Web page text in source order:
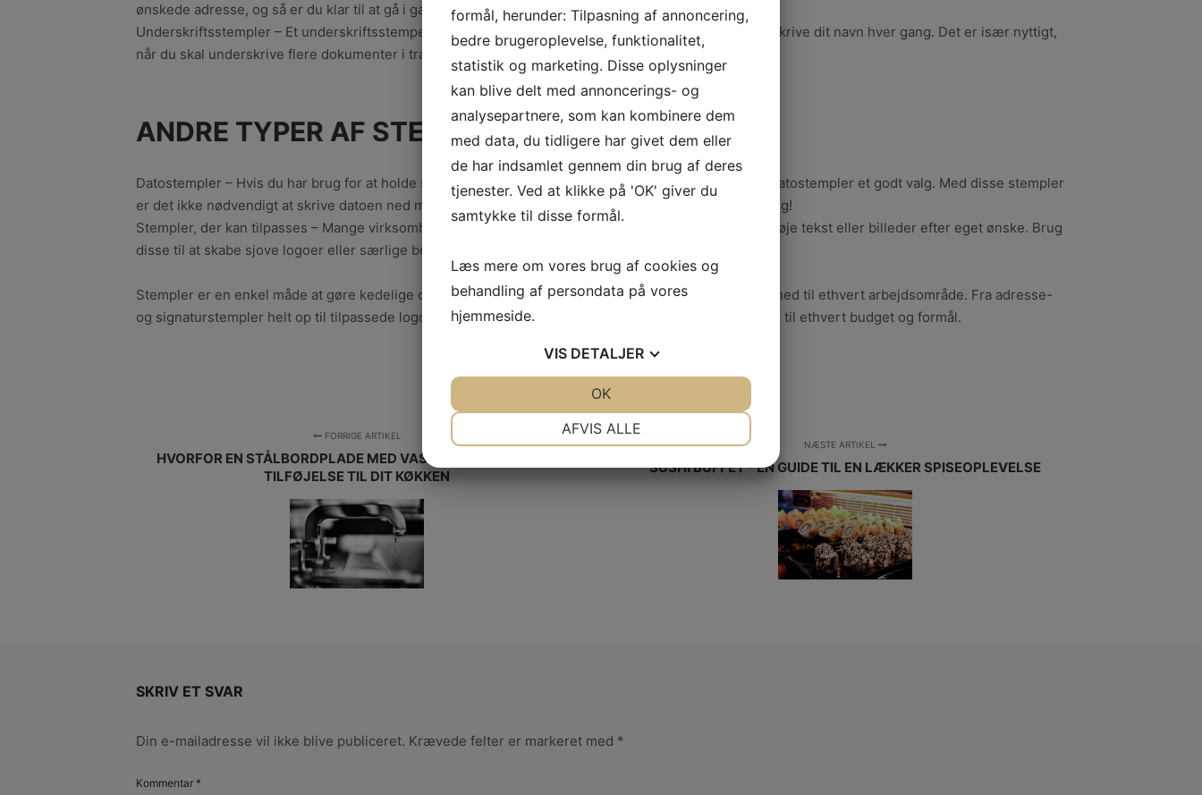
ønskede adresse, og så er du klar til at gå i gang!
Underskriftsstempler – Et underskriftsstempel er ideelt til at underskrive dokumenter uden at skulle skrive dit navn hver gang. Det er især nyttigt,
når du skal underskrive flere dokumenter i træk, eller når du er presset på tid.
ANDRE TYPER AF STEMPLER TIL KONTORET
Datostempler – Hvis du har brug for at holde styr på vigtige datoer på dokumenter eller fakturaer, er datostempler et godt valg. Med disse stempler
er det ikke nødvendigt at skrive datoen ned manuelt; du skal blot trykke på stemplet, og så er du færdig!
Stempler, der kan tilpasses – Mange virksomheder tilbyder tilpassede kontorstempler, hvor du kan tilføje tekst eller billeder efter eget ønske. Brug
disse til at skabe sjove logoer eller særlige beskeder, der afspejler din virksomheds brandidentitet.
Stempler er en enkel måde at gøre kedelige opgaver lettere på og samtidig tilføje en smule personlighed til ethvert arbejdsområde. Fra adresse-
og signaturstempler helt op til tilpassede logoer og beskeder er der masser af muligheder, der passer til ethvert budget og formål.
FORRIGE ARTIKEL
HVORFOR EN STÅLBORDPLADE MED VASK ER DEN PERFEKTE
TILFØJELSE TIL DIT KØKKEN
NÆSTE ARTIKEL
SUSHI BUFFET - EN GUIDE TIL EN LÆKKER SPISEOPLEVELSE
SKRIV ET SVAR
Din e-mailadresse vil ikke blive publiceret. Krævede felter er markeret med *
Kommentar *
formål, herunder: Tilpasning af annoncering,
bedre brugeroplevelse, funktionalitet,
statistik og marketing. Disse oplysninger
kan blive delt med annoncerings- og
analysepartnere, som kan kombinere dem
med data, du tidligere har givet dem eller
de har indsamlet gennem din brug af deres
tjenester. Ved at klikke på 'OK' giver du
samtykke til disse formål.
Læs mere om vores brug af cookies og
behandling af persondata på vores
hjemmeside.
VIS DETALJER
AFVIS ALLE
OK